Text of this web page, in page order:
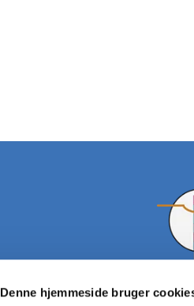
Denne hjemmeside bruger